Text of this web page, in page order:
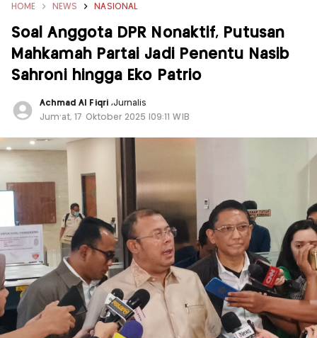
HOME NEWS NASIONAL
Soal Anggota DPR Nonaktif, Putusan
Mahkamah Partai Jadi Penentu Nasib
Sahroni hingga Eko Patrio
Achmad Al Fiqri ,Jurnalis
Jum'at, 17 Oktober 2025 |09:11 WIB